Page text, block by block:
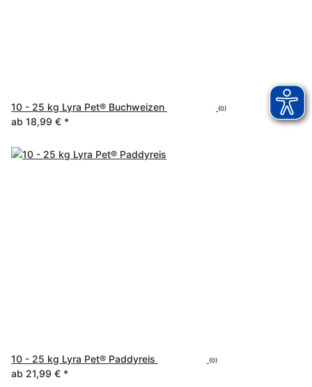
10 - 25 kg Lyra Pet® Buchweizen (0)
ab 18,99 € *
10 - 25 kg Lyra Pet® Paddyreis (0)
ab 21,99 € *